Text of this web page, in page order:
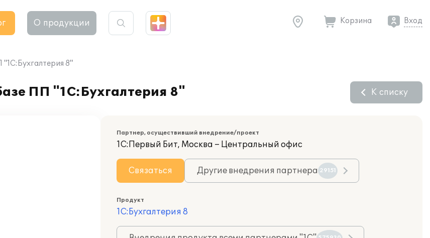
О продукции Корзина Вход
8"
ПП "1С:Бухгалтерия 8" К списку
Партнер, осуществивший внедрение/проект
1С:Первый Бит, Москва – Центральный офис
Связаться Другие внедрения партнера 29151
Продукт
1С:Бухгалтерия 8